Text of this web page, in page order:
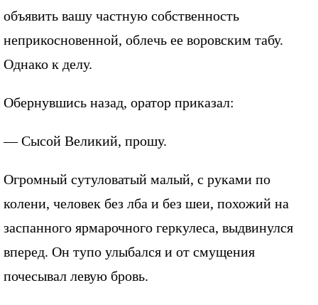
объявить вашу частную собственность
неприкосновенной, облечь ее воровским табу.
Однако к делу.
Обернувшись назад, оратор приказал:
— Сысой Великий, прошу.
Огромный сутуловатый малый, с руками по
колени, человек без лба и без шеи, похожий на
заспанного ярмарочного геркулеса, выдвинулся
вперед. Он тупо улыбался и от смущения
почесывал левую бровь.